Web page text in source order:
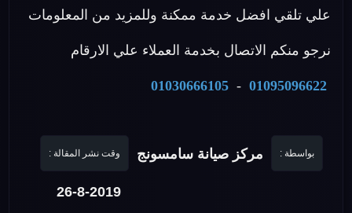
علي تلقي افضل خدمة ممكنة وللمزيد من المعلومات
نرجو منكم الاتصال بخدمة العملاء علي الارقام
01095096622
-
01030666105
بواسطة : مركز صيانة سامسونج وقت نشر المقالة :
26-8-2019